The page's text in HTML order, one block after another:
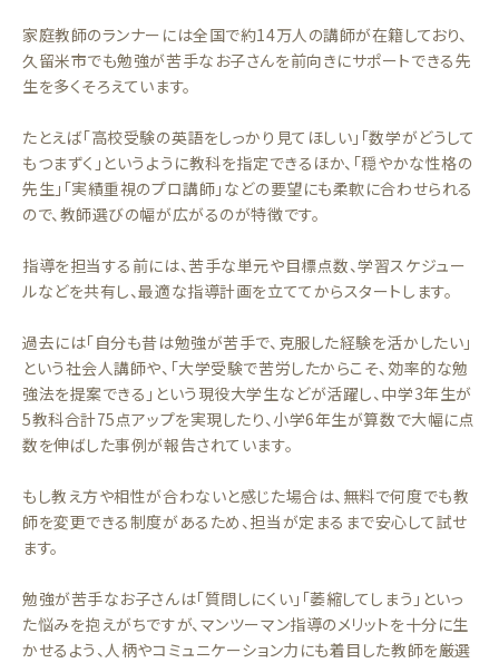
家庭教師のランナーには全国で約14万人の講師が在籍しており、
久留米市でも勉強が苦手なお子さんを前向きにサポートできる先
生を多くそろえています。
たとえば「高校受験の英語をしっかり見てほしい」「数学がどうして
もつまずく」というように教科を指定できるほか、「穏やかな性格の
先生」「実績重視のプロ講師」などの要望にも柔軟に合わせられる
ので、教師選びの幅が広がるのが特徴です。
指導を担当する前には、苦手な単元や目標点数、学習スケジュー
ルなどを共有し、最適な指導計画を立ててからスタートします。
過去には「自分も昔は勉強が苦手で、克服した経験を活かしたい」
という社会人講師や、「大学受験で苦労したからこそ、効率的な勉
強法を提案できる」という現役大学生などが活躍し、中学3年生が
5教科合計75点アップを実現したり、小学6年生が算数で大幅に点
数を伸ばした事例が報告されています。
もし教え方や相性が合わないと感じた場合は、無料で何度でも教
師を変更できる制度があるため、担当が定まるまで安心して試せ
ます。
勉強が苦手なお子さんは「質問しにくい」「萎縮してしまう」といっ
た悩みを抱えがちですが、マンツーマン指導のメリットを十分に生
かせるよう、人柄やコミュニケーション力にも着目した教師を厳選